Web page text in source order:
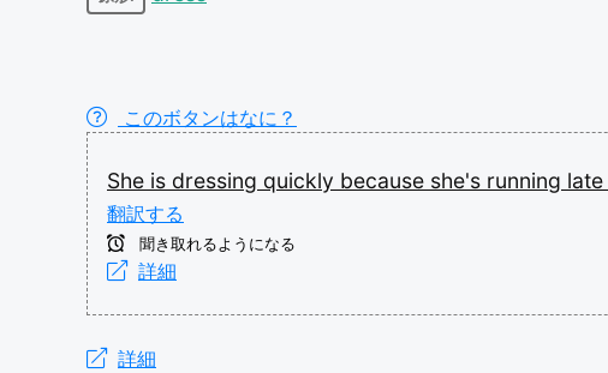
このボタンはなに？
She is dressing quickly because she's running late
翻訳する
聞き取れるようになる
詳細
詳細